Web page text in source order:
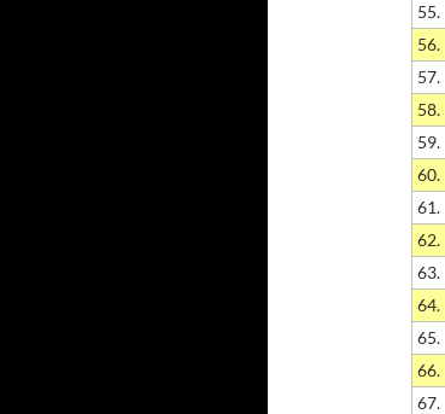
55.
56.
57.
58.
59.
60.
61.
62.
63.
64.
65.
66.
67.